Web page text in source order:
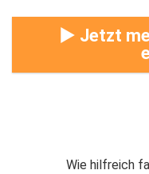
► Jetzt
Wie hilfreich